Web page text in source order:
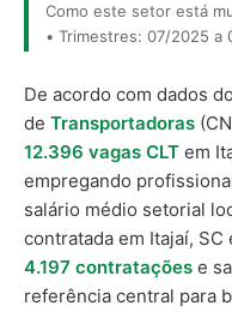
Como este setor está
• Trimestres: 07/2025 a
De acordo com dados
de Transportadoras
12.396 vagas CLT em
empregando
salário médio setorial
contratada em Itajaí, SC
4.197 contratações e
referência central para